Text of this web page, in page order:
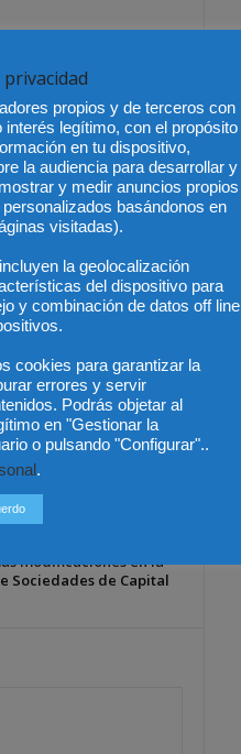
Artículo siguiente
por el turno
de oficio en Madrid
modificaciones en la
Sociedades de Capital
propios y de terceros con
legítimo, con el propósito
en tu dispositivo,
la audiencia para desarrollar y
y medir anuncios propios
basándonos en
visitadas).
la geolocalización
del dispositivo para
y combinación de datos off line
cookies para garantizar la
errores y servir
Podrás objetar al
en "Gestionar la
o pulsando "Configurar"..
.